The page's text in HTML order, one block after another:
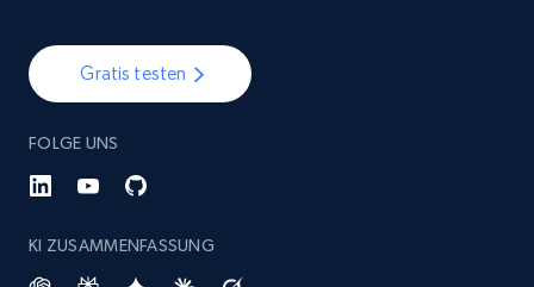
Gratis testen
FOLGE UNS
KI ZUSAMMENFASSUNG